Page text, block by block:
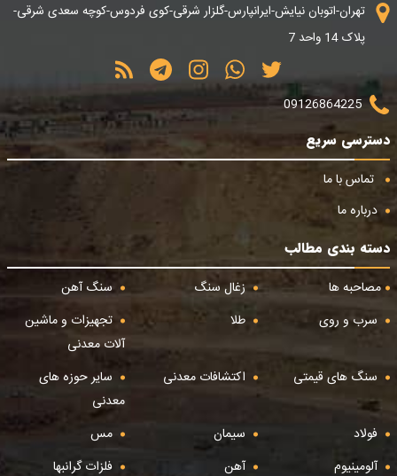
تهران-اتوبان نیایش-ایرانپارس-گلزار شرقی-کوی فردوس-کوچه سعدی شرقی-
پلاک 14 واحد 7
09126864225
دسترسی سریع
تماس با ما
درباره ما
دسته بندی مطالب
مصاحبه ها
زغال سنگ
سنگ آهن
سرب و روی
طلا
تجهیزات و ماشین
آلات معدنی
سنگ های قیمتی
اکتشافات معدنی
سایر حوزه های
معدنی
فولاد
سیمان
مس
آلومینیوم
آهن فلزات گرانبها